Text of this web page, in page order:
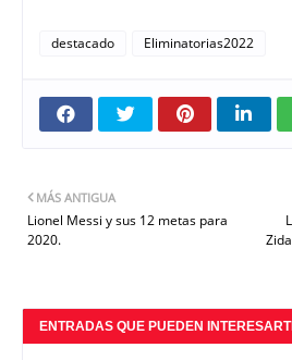
destacado Eliminatorias2022
MÁS ANTIGUA
Lionel Messi y sus 12 metas para
2020.
ENTRADAS QUE PUEDEN